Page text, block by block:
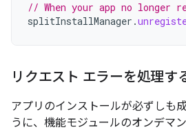
// When your app no
splitInstallManager .
リクエスト エラーを処理す
アプリのインストールが必ずしも
うに、機能モジュールのオンデマ